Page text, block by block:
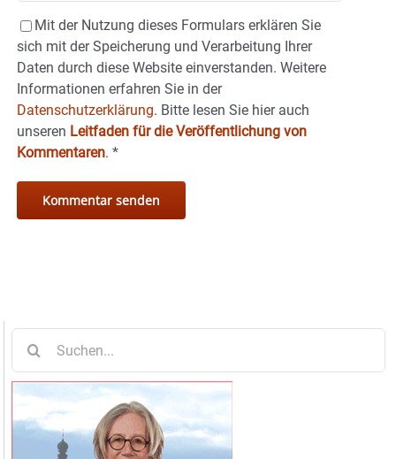
Mit der Nutzung dieses Formulars erklären Sie
sich mit der Speicherung und Verarbeitung Ihrer
Daten durch diese Website einverstanden. Weitere
Informationen erfahren Sie in der
Datenschutzerklärung. Bitte lesen Sie hier auch
unseren Leitfaden für die Veröffentlichung von
Kommentaren. *
nach: